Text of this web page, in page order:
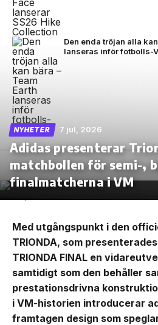
Den enda tröjan alla
lanseras inför fotbolls-
NYHETER 7 jul, 2026
Adidas presenterar
matchbollen för semi-,
finalmatcherna i VM
Med utgångspunkt i den
TRIONDA, som
TRIONDA FINAL en
samtidigt som den behåller
prestationsdrivna
i VM-historien introducerar
framtagen design som